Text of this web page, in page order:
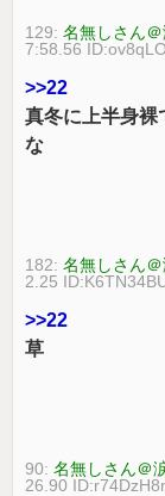
129:名無しさん
7:58.56
>>22
真冬に上半身裸
な
182:名無しさん
2.25
>>22
草
90:名無しさん＠
26.90